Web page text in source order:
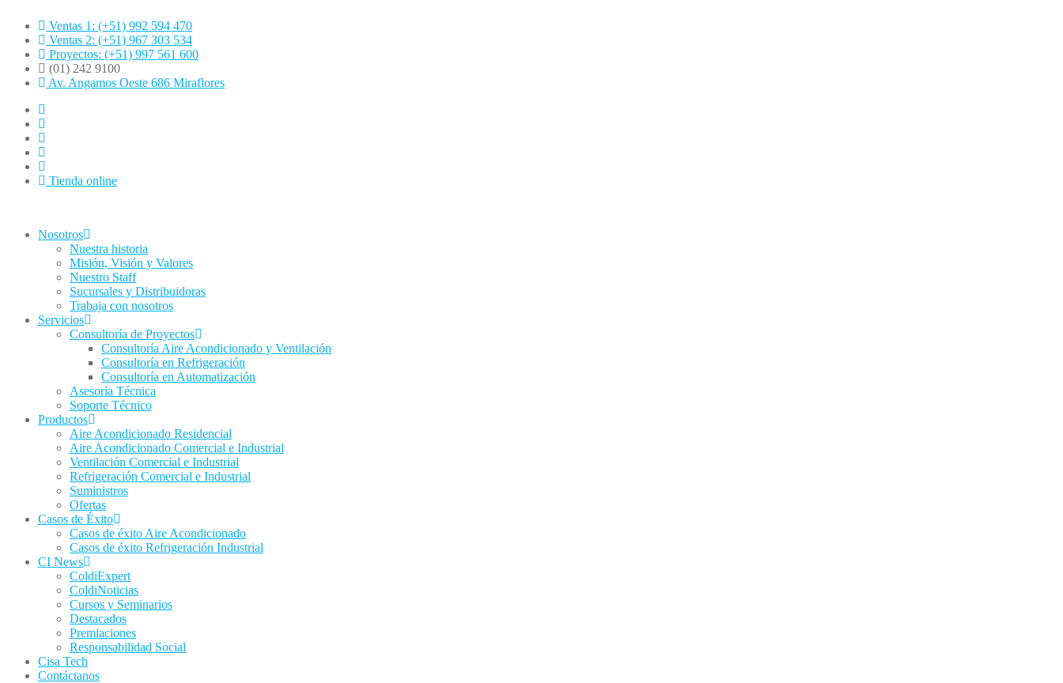
Ventas 1: (+51) 992 594 470
Ventas 2: (+51) 967 303 534
Proyectos: (+51) 997 561 600
(01) 242 9100
Av. Angamos Oeste 686 Miraflores
Tienda online
Nosotros
Nuestra historia
Misión, Visión y Valores
Nuestro Staff
Sucursales y Distribuidoras
Trabaja con nosotros
Servicios
Consultoría de Proyectos
Consultoría Aire Acondicionado y Ventilación
Consultoría en Refrigeración
Consultoría en Automatización
Asesoría Técnica
Soporte Técnico
Productos
Aire Acondicionado Residencial
Aire Acondicionado Comercial e Industrial
Ventilación Comercial e Industrial
Refrigeración Comercial e Industrial
Suministros
Ofertas
Casos de Éxito
Casos de éxito Aire Acondicionado
Casos de éxito Refrigeración Industrial
CI News
ColdiExpert
ColdiNoticias
Cursos y Seminarios
Destacados
Premiaciones
Responsabilidad Social
Cisa Tech
Contáctanos